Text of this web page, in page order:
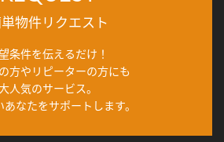
物件リクエスト
条件を伝えるだけ！
方やリピーターの方にも
人気のサービス。
なたをサポートします。